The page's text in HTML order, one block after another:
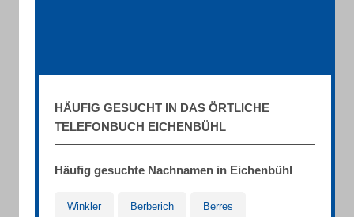
HÄUFIG GESUCHT IN DAS ÖRTLICHE
TELEFONBUCH EICHENBÜHL
Häufig gesuchte Nachnamen in Eichenbühl
Winkler Berberich Berres